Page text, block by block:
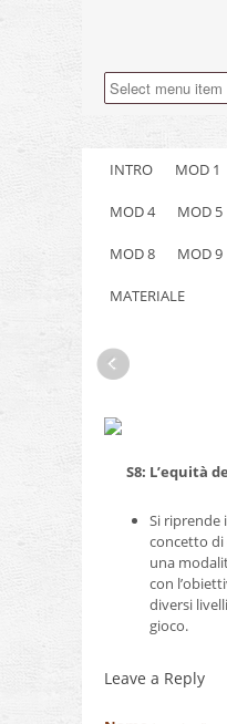
INTRO MOD 1
MOD 4 MOD 5
MOD 8 MOD 9
MATERIALE
S8: L’equità
Si riprende
concetto di
una
con
diversi
gioco.
Leave a Reply